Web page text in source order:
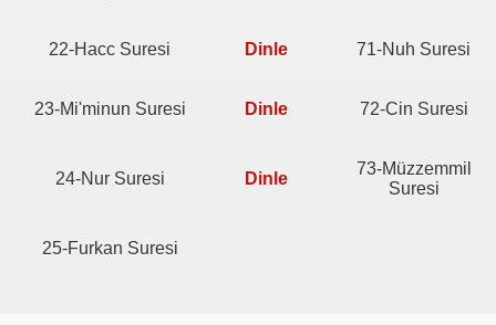
22-Hacc Suresi Dinle 71-Nuh Suresi
23-Mi'minun Suresi Dinle 72-Cin Suresi
24-Nur Suresi Dinle
73-Müzzemmil
Suresi
25-Furkan Suresi